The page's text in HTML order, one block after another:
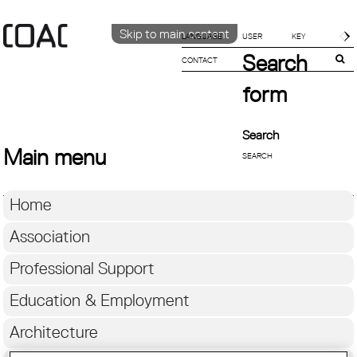
Skip to main content
LANGUAGE
CATALÀ
CONTACT
Search
form
Search
Main menu
Home
Association
Professional Support
Education & Employment
Architecture